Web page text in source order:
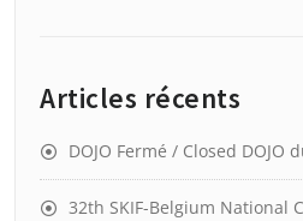
Articles récents
DOJO Fermé / Closed DOJO
32th SKIF-Belgium National